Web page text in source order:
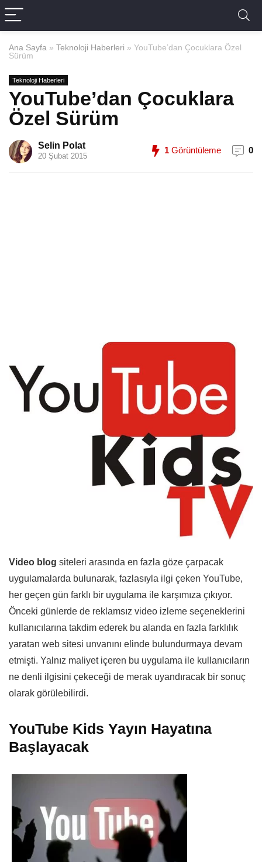
Ana Sayfa » Teknoloji Haberleri » YouTube’dan Çocuklara Özel
Sürüm
Teknoloji Haberleri
YouTube’dan Çocuklara
Özel Sürüm
Selin Polat
20 Şubat 2015
1 Görüntüleme 0
Video blog siteleri arasında en fazla göze çarpacak
uygulamalarda bulunarak, fazlasıyla ilgi çeken YouTube,
her geçen gün farklı bir uygulama ile karşımıza çıkıyor.
Önceki günlerde de reklamsız video izleme seçeneklerini
kullanıcılarına takdim ederek bu alanda en fazla farklılık
yaratan web sitesi unvanını elinde bulundurmaya devam
etmişti. Yalnız maliyet içeren bu uygulama ile kullanıcıların
ne denli ilgisini çekeceği de merak uyandıracak bir sonuç
olarak görülebilirdi.
YouTube Kids Yayın Hayatına
Başlayacak